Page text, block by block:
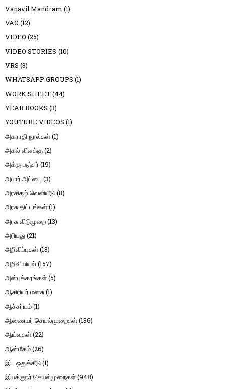
Vanavil Mandram (1)
VAO (12)
VIDEO (25)
VIDEO STORIES (10)
VRS (3)
WHATSAPP GROUPS (1)
WORK SHEET(44)
YEAR BOOKS (3)
YOUTUBE VIDEOS (1)
அகராதி நூல்கள்(1)
அகல் விளக்கு(2)
அக்கு பஞ்சர் (19)
அபார் அட்டை (3)
அரசிதழ் வெளியீடு(8)
அரசு திட்டங்கள்(1)
அரசு விடுமுறை(13)
அரியது(21)
அறிவிப்புகள்(13)
அறிவியியல் (157)
அன்புக்கரங்கள்(5)
ஆசிரியர் மனசு(1)
ஆச்சர்யம்(1)
ஆணையர் செயல்முறைகள்(136)
ஆய்வுகள்(22)
ஆன்மீகம்(26)
இட ஒதுக்கீடு(1)
இயக்குநர் செயல்முறைகள்(948)